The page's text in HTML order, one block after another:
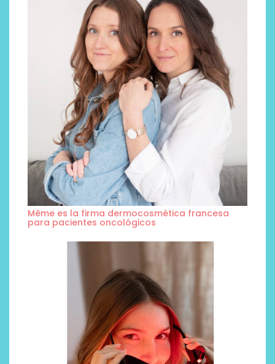
Même es la firma dermocosmética francesa
para pacientes oncológicos